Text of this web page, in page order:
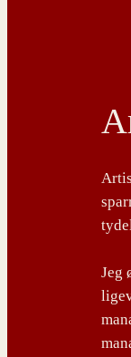
Jeg